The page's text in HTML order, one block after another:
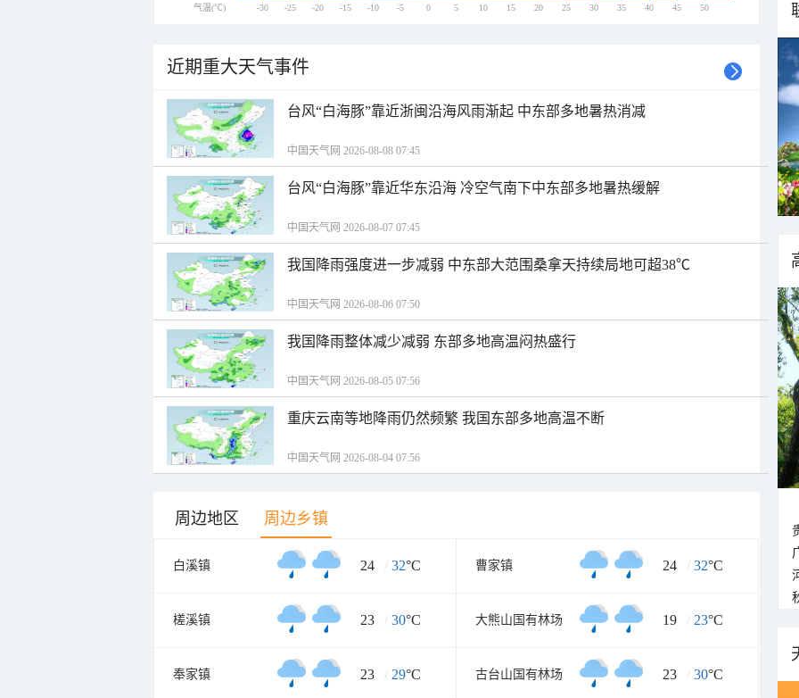
气温(℃) -30 -25 -20 -15 -10 -5 0 5 10 15 20 25 30 35 40 45 50
近期重大天气事件
台风“白海豚”靠近浙闽沿海风雨渐起 中东部多地暑热消减
中国天气网 2026-08-08 07:45
台风“白海豚”靠近华东沿海 冷空气南下中东部多地暑热缓解
中国天气网 2026-08-07 07:45
我国降雨强度进一步减弱 中东部大范围桑拿天持续局地可超38℃
中国天气网 2026-08-06 07:50
我国降雨整体减少减弱 东部多地高温闷热盛行
中国天气网 2026-08-05 07:56
重庆云南等地降雨仍然频繁 我国东部多地高温不断
中国天气网 2026-08-04 07:56
周边地区 周边乡镇
白溪镇 24 / 32°C 曹家镇 24 / 32°C
槎溪镇 23 / 30°C 大熊山国有林场 19 / 23°C
奉家镇 23 / 29°C 古台山国有林场 23 / 30°C